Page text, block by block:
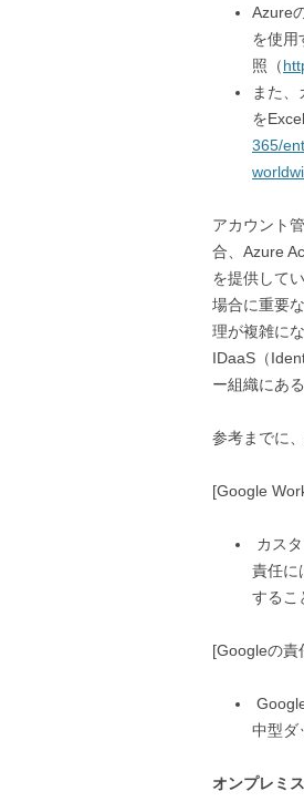
Azure
を使用
照（
また
を
365/
アカウント
合、Azure
を提供して
場合に重要
理が複雑に
IDaaS（
ー組織にあ
参考までに
[Google
カス
責任に
するこ
[Googleの責
中型ダ
オンプレミ